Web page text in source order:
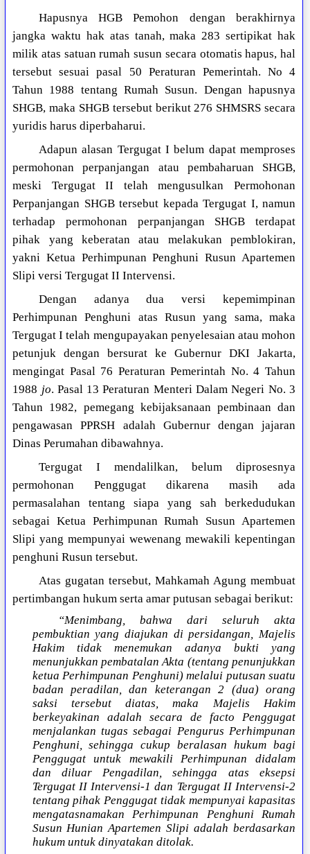
Hapusnya HGB Pemohon dengan berakhirnya
jangka waktu hak atas tanah, maka 283 sertipikat hak
milik atas satuan rumah susun secara otomatis hapus, hal
tersebut sesuai pasal 50 Peraturan Pemerintah. No 4
Tahun 1988 tentang Rumah Susun. Dengan hapusnya
SHGB, maka SHGB tersebut berikut 276 SHMSRS secara
yuridis harus diperbaharui.
Adapun alasan Tergugat I belum dapat memproses
permohonan perpanjangan atau pembaharuan SHGB,
meski Tergugat II telah mengusulkan Permohonan
Perpanjangan SHGB tersebut kepada Tergugat I, namun
terhadap permohonan perpanjangan SHGB terdapat
pihak yang keberatan atau melakukan pemblokiran,
yakni Ketua Perhimpunan Penghuni Rusun Apartemen
Slipi versi Tergugat II Intervensi.
Dengan adanya dua versi kepemimpinan
Perhimpunan Penghuni atas Rusun yang sama, maka
Tergugat I telah mengupayakan penyelesaian atau mohon
petunjuk dengan bersurat ke Gubernur DKI Jakarta,
mengingat Pasal 76 Peraturan Pemerintah No. 4 Tahun
1988 jo. Pasal 13 Peraturan Menteri Dalam Negeri No. 3
Tahun 1982, pemegang kebijaksanaan pembinaan dan
pengawasan PPRSH adalah Gubernur dengan jajaran
Dinas Perumahan dibawahnya.
Tergugat I mendalilkan, belum diprosesnya
permohonan Penggugat dikarena masih ada
permasalahan tentang siapa yang sah berkedudukan
sebagai Ketua Perhimpunan Rumah Susun Apartemen
Slipi yang mempunyai wewenang mewakili kepentingan
penghuni Rusun tersebut.
Atas gugatan tersebut, Mahkamah Agung membuat
pertimbangan hukum serta amar putusan sebagai berikut:
“Menimbang, bahwa dari seluruh akta
pembuktian yang diajukan di persidangan, Majelis
Hakim tidak menemukan adanya bukti yang
menunjukkan pembatalan Akta (tentang penunjukkan
ketua Perhimpunan Penghuni) melalui putusan suatu
badan peradilan, dan keterangan 2 (dua) orang
saksi tersebut diatas, maka Majelis Hakim
berkeyakinan adalah secara de facto Penggugat
menjalankan tugas sebagai Pengurus Perhimpunan
Penghuni, sehingga cukup beralasan hukum bagi
Penggugat untuk mewakili Perhimpunan didalam
dan diluar Pengadilan, sehingga atas eksepsi
Tergugat II Intervensi-1 dan Tergugat II Intervensi-2
tentang pihak Penggugat tidak mempunyai kapasitas
mengatasnamakan Perhimpunan Penghuni Rumah
Susun Hunian Apartemen Slipi adalah berdasarkan
hukum untuk dinyatakan ditolak.